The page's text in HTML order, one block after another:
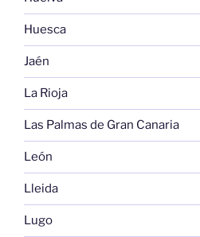
Huesca
Jaén
La Rioja
Las Palmas de Gran Canaria
León
Lleida
Lugo